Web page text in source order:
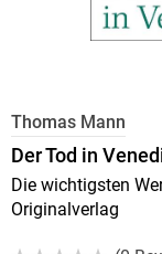
Thomas Mann
Der Tod in
Die wichtigsten
Originalverlag